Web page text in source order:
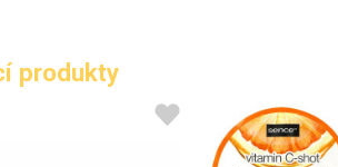
produkty